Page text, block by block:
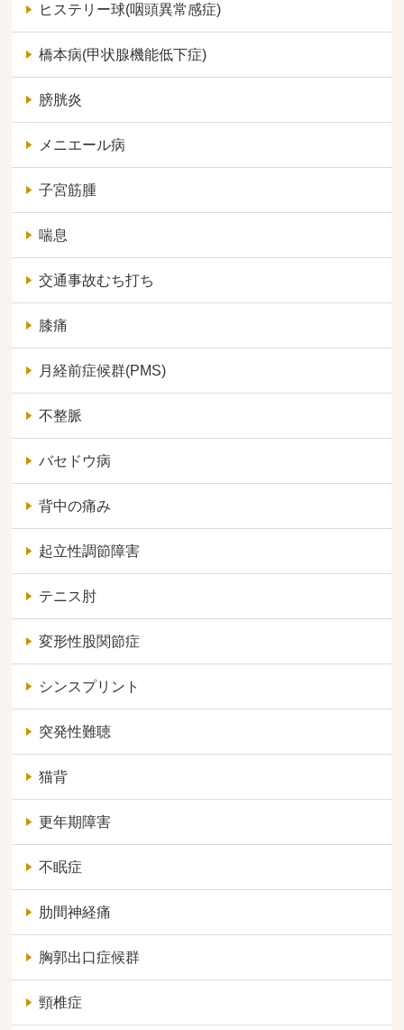
ヒステリー球(咽頭異常感症)
橋本病(甲状腺機能低下症)
膀胱炎
メニエール病
子宮筋腫
喘息
交通事故むち打ち
膝痛
月経前症候群(PMS)
不整脈
バセドウ病
背中の痛み
起立性調節障害
テニス肘
変形性股関節症
シンスプリント
突発性難聴
猫背
更年期障害
不眠症
肋間神経痛
胸郭出口症候群
頸椎症